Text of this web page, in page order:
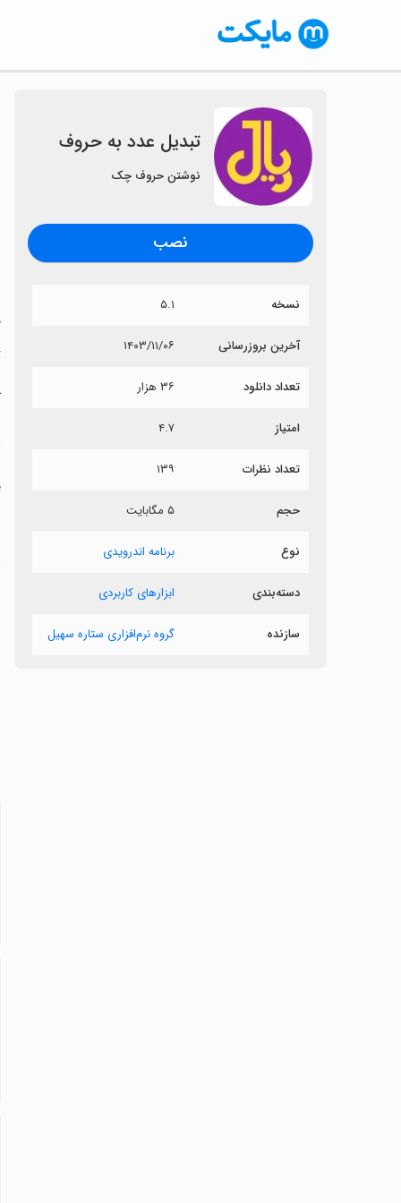
تبدیل عدد به حروف
نوشتن حروف چک
نصب
نسخه ۵.۱
آخرین بروزرسانی ۱۴۰۳/۱۱/۰۶
تعداد دانلود ۳۶ هزار
امتیاز ۴.۷
تعداد نظرات ۱۳۹
حجم ۵ مگابایت
نوع برنامه اندرویدی
دسته‌بندی ابزارهای کاربردی
سازنده گروه نرم‌افزاری ستاره سهیل